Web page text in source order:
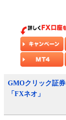
GMOクリック証券
「FXネオ」